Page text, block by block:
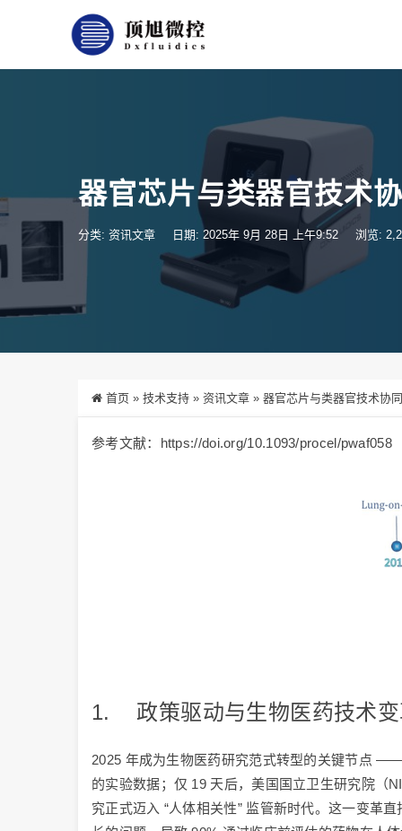
器官芯片与类器官技术
分类: 资讯文章 日期: 2025年 9月 28日 上午9:52 浏览:
首页 » 技术支持 » 资讯文章 » 器官芯片与类器官技术协
参考文献：https://doi.org/10.1093/procel/pwaf058
1. 政策驱动与生物医药技术变
2025 年成为生物医药研究范式转型的关键节点
的实验数据；仅 19 天后，美国国立卫生研究院（
究正式迈入 “人体相关性” 监管新时代。这一变革